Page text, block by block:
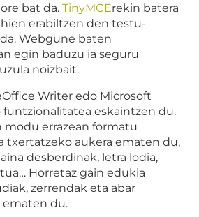
bat da. TinyMCErekin batera
erabiltzen den testu-
Webgune baten
egin baduzu ia seguru
noizbait.
Writer edo Microsoft
eskaintzen du.
errazean formatu
txertatzeko aukera ematen du,
desberdinak, letra lodia,
Horretaz gain edukia
zerrendak eta abar
ematen du.